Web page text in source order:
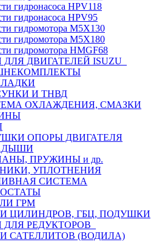
гидронасоса HPV118
гидронасоса HPV95
гидромотора M5X130
гидромотора M5X180
гидромотора HMGF68
ДВИГАТЕЛЕЙ ISUZU
И ТНВД
ОХЛАЖДЕНИЯ, СМАЗКИ
ОПОРЫ ДВИГАТЕЛЯ
ПРУЖИНЫ и др.
УПЛОТНЕНИЯ
СИСТЕМА
ГРМ
ЦИЛИНДРОВ, ГБЦ, ПОДУШКИ
ДЛЯ РЕДУКТОРОВ
САТЕЛЛИТОВ (ВОДИЛА)